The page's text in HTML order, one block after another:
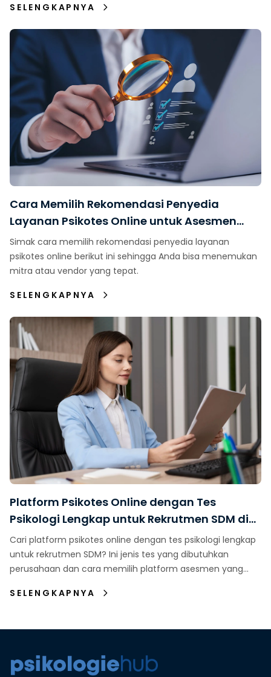
SELENGKAPNYA
Cara Memilih Rekomendasi Penyedia
Layanan Psikotes Online untuk Asesmen
Karyawan
Simak cara memilih rekomendasi penyedia layanan
psikotes online berikut ini sehingga Anda bisa menemukan
mitra atau vendor yang tepat.
SELENGKAPNYA
Platform Psikotes Online dengan Tes
Psikologi Lengkap untuk Rekrutmen SDM di
Indonesia
Cari platform psikotes online dengan tes psikologi lengkap
untuk rekrutmen SDM? Ini jenis tes yang dibutuhkan
perusahaan dan cara memilih platform asesmen yang
SELENGKAPNYA